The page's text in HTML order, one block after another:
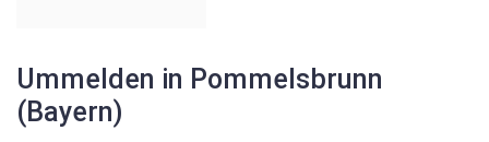
Ummelden in Pommelsbrunn
(Bayern)